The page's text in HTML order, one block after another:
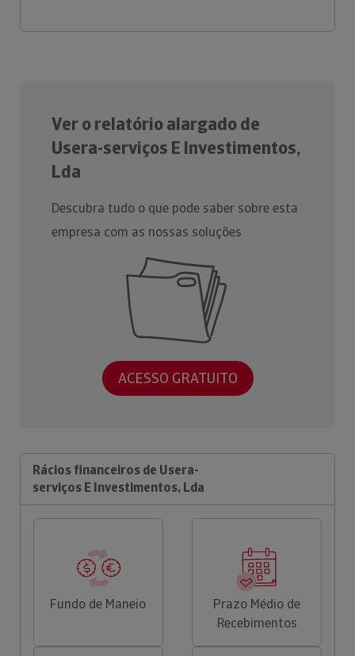
Ver o relatório alargado de
Usera-serviços E Investimentos,
Lda
Descubra tudo o que pode saber sobre esta
empresa com as nossas soluções
ACESSO GRATUITO
Rácios financeiros de Usera-
serviços E Investimentos, Lda
Fundo de Maneio
Prazo Médio de
Recebimentos